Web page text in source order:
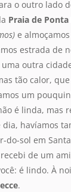
o outro lado
Praia de
e almoçamos
estrada de
uma outra
tão calor,
um
é linda, mas
dia, havíamos
do-sol em
de um
é lindo. À
.